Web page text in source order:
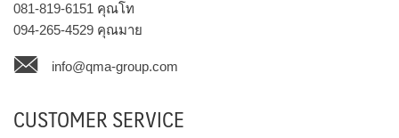
081-819-6151 คุณโท
094-265-4529 คุณมาย
info@qma-group.com
CUSTOMER SERVICE